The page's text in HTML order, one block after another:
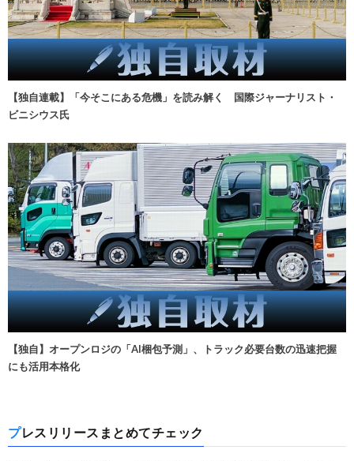
【独自連載】「今そこにある危機」を読み解く 国際ジャーナリスト・
ビニシウス氏
【独自】オープンロジの「AI梱包予測」、トラック必要台数の迅速把握
にも活用本格化
プレスリリースまとめてチェック